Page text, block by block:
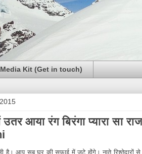
Media Kit (Get in touch)
2015
उतर आया रंग बिरंगा प्यारा सा
है। आप सब घर की सफाई में जुटे होंगे। नाते रिश्तेदारों से